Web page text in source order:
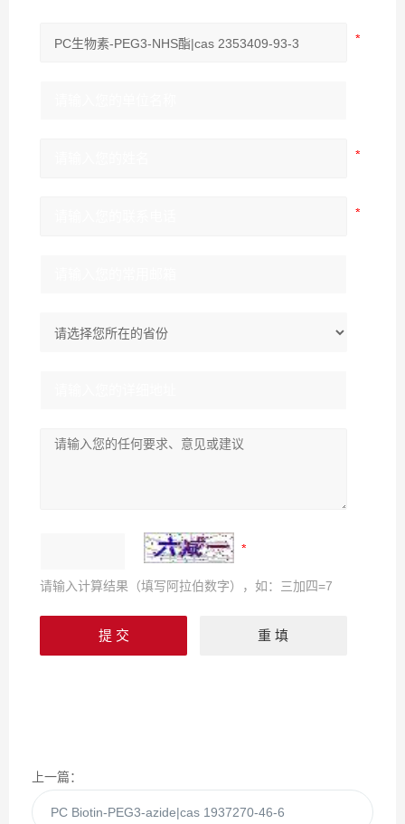
请输入计算结果（填写阿拉伯数字），如：三加四=7
上一篇：
PC Biotin-PEG3-azide|cas 1937270-46-6